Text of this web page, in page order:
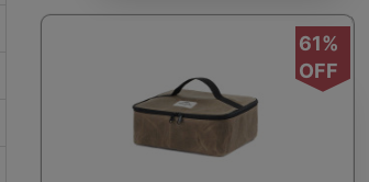
披肩/手袖 戶外護腿 戲水用品
61%
OFF